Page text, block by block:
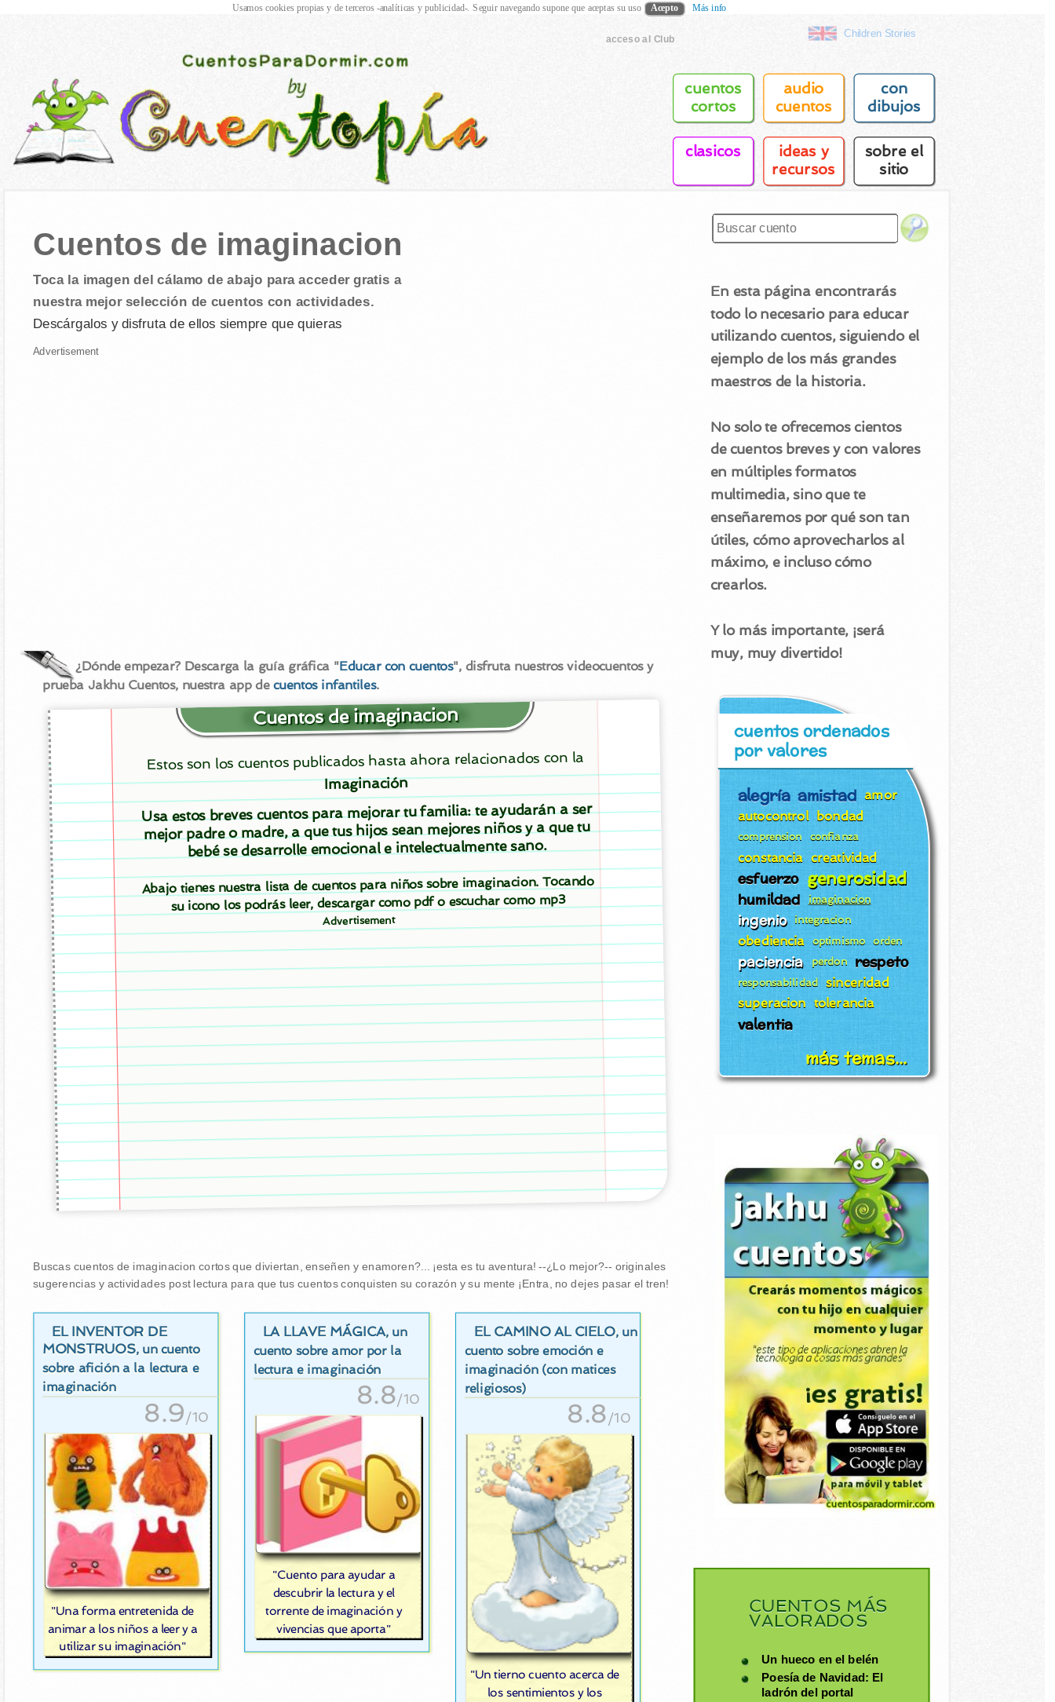
acceso al Club
Children Stories
cuentos
cortos
audio
cuentos
con
dibujos
clasicos
ideas y
recursos
sobre el
sitio
Cuentos de imaginacion
Toca la imagen del cálamo de abajo para acceder gratis a
nuestra mejor selección de cuentos con actividades.
Descárgalos y disfruta de ellos siempre que quieras
Advertisement
¿Dónde empezar? Descarga la guía gráfica "Educar con cuentos", disfruta nuestros videocuentos y
prueba Jakhu Cuentos, nuestra app de cuentos infantiles.
Cuentos de imaginacion
Estos son los cuentos publicados hasta ahora relacionados con la
Imaginación
Usa estos breves cuentos para mejorar tu familia: te ayudarán a ser
mejor padre o madre, a que tus hijos sean mejores niños y a que tu
bebé se desarrolle emocional e intelectualmente sano.
Abajo tienes nuestra lista de cuentos para niños sobre imaginacion. Tocando
su icono los podrás leer, descargar como pdf o escuchar como mp3
Advertisement
Buscas cuentos de imaginacion cortos que diviertan, enseñen y enamoren?... ¡esta es tu aventura! --¿Lo mejor?-- originales
sugerencias y actividades post lectura para que tus cuentos conquisten su corazón y su mente ¡Entra, no dejes pasar el tren!
EL INVENTOR DE
MONSTRUOS, un cuento
sobre afición a la lectura e
imaginación
8.9 /10
"Una forma entretenida de
animar a los niños a leer y a
utilizar su imaginación"
LA LLAVE MÁGICA, un
cuento sobre amor por la
lectura e imaginación
8.8/10
"Cuento para ayudar a
descubrir la lectura y el
torrente de imaginación y
vivencias que aporta"
EL CAMINO AL CIELO, un
cuento sobre emoción e
imaginación (con matices
religiosos)
8.8 /10
"Un tierno cuento acerca de
los sentimientos y los
En esta página encontrarás
todo lo necesario para educar
utilizando cuentos, siguiendo el
ejemplo de los más grandes
maestros de la historia.
No solo te ofrecemos cientos
de cuentos breves y con valores
en múltiples formatos
multimedia, sino que te
enseñaremos por qué son tan
útiles, cómo aprovecharlos al
máximo, e incluso cómo
crearlos.
Y lo más importante, ¡será
muy, muy divertido!
cuentos ordenados
por valores
alegría amistad amor
autocontrol bondad
comprension confianza
constancia creatividad
esfuerzo generosidad
humildad imaginacion
ingenio integracion
obediencia optimismo orden
paciencia perdon respeto
responsabilidad
sinceridad
superacion tolerancia
valentia
más temas...
CUENTOS MÁS
VALORADOS
Un hueco en el belén
Poesía de Navidad: El
ladrón del portal
Usamos cookies propias y de terceros -analíticas y publicidad-. Seguir navegando supone que aceptas su uso Acepto Más info